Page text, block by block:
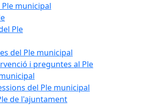
municipal
Ple
del Ple municipal
i preguntes al Ple
del Ple municipal
de l'ajuntament